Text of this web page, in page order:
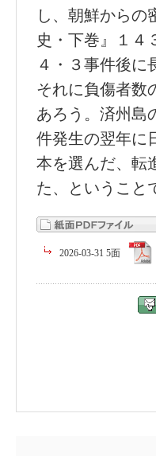
し、朝鮮からの
史・下巻』１４
４・３事件後に
それに負傷者数
あろう。済州島
件発生の翌年に
本を選んだ、転
た、ということ
2026-03-31 5面